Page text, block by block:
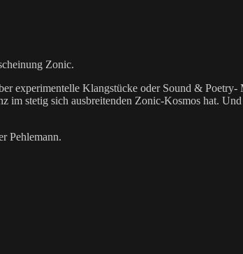
Zonic.
experimentelle Klangstücke oder Sound & Poetry-
im stetig sich ausbreitenden Zonic-Kosmos hat. Und
Pehlemann.